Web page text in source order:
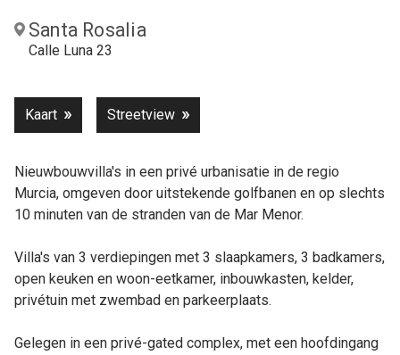
Santa Rosalia
Calle Luna 23
Kaart Streetview
Nieuwbouwvilla's in een privé urbanisatie in de regio
Murcia, omgeven door uitstekende golfbanen en op slechts
10 minuten van de stranden van de Mar Menor.
Villa's van 3 verdiepingen met 3 slaapkamers, 3 badkamers,
open keuken en woon-eetkamer, inbouwkasten, kelder,
privétuin met zwembad en parkeerplaats.
Gelegen in een privé-gated complex, met een hoofdingang